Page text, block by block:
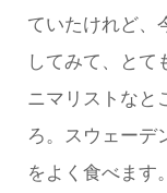
ていたけれど、
してみて、とて
ニマリストなと
ろ。スウェーデ
をよく食べます